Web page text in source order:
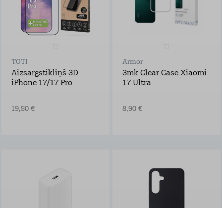
TOTI
Aizsargstikliņš 3D
iPhone 17/17 Pro
19,50 €
Armor
3mk Clear Case Xiaomi
17 Ultra
8,90 €